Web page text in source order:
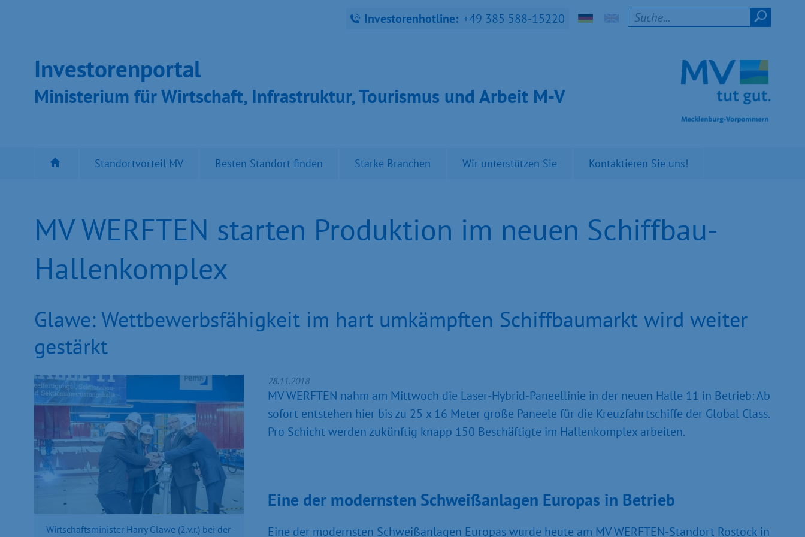
Investorenhotline: +49 385 588-15220
Inves­toren­por­tal
Ministeri­um für Wirt­schaft, Infra­struk­tur, Tou­ris­mus und Ar­beit M-V
Standortvorteil MV Besten Standort finden Starke Branchen Wir unterstützen Sie Kontaktieren Sie uns!
MV WERFTEN starten Produktion im neuen Schiffbau-
Hallenkomplex
Glawe: Wettbewerbsfähigkeit im hart umkämpften Schiffbaumarkt wird weiter
gestärkt
28.11.2018
Wirtschaftsminister Harry Glawe (2.v.r.) bei der
MV WERFTEN nahm am Mittwoch die Laser-Hybrid-Paneellinie in der neuen Halle 11 in Betrieb: Ab
sofort entstehen hier bis zu 25 x 16 Meter große Paneele für die Kreuzfahrtschiffe der Global Class.
Pro Schicht werden zukünftig knapp 150 Beschäftigte im Hallenkomplex arbeiten.
Eine der modernsten Schweißanlagen Europas in Betrieb
Eine der modernsten Schweißanlagen Europas wurde heute am MV WERFTEN-Standort Rostock in